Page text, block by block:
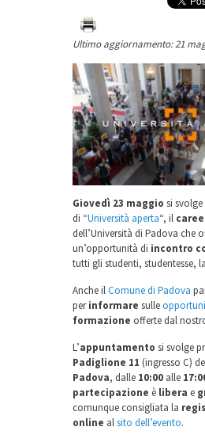
Ultimo aggiornamento: 21
Giovedì 23 maggio si
di “Università aperta“, il
dell’Università di Padova che
un’opportunità di incontro
tutti gli studenti, studentesse,
Anche ilComune di Padova
perinformare sulle
formazione offerte dal
L’appuntamento si svolge
Padiglione 11 (ingresso C)
Padova, dalle 10:00alle
partecipazione è libera e
comunque consigliata la
online alsito dell’evento.